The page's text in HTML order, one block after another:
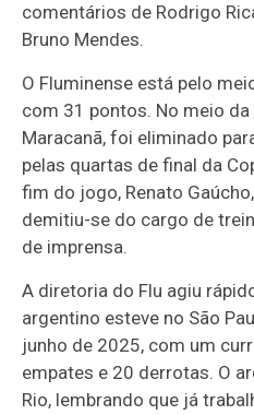
comentários de Rodrigo
Bruno Mendes.
O Fluminense está pelo
com 31 pontos. No meio da
Maracanã, foi eliminado
pelas quartas de final da
fim do jogo, Renato
demitiu-se do cargo de
de imprensa.
A diretoria do Flu agiu
argentino esteve no São
junho de 2025, com um
empates e 20 derrotas. O
Rio, lembrando que já